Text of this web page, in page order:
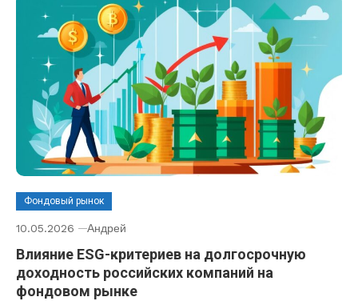
Фондовый рынок
10.05.2026 Андрей
Влияние ESG-критериев на долгосрочную
доходность российских компаний на
фондовом рынке